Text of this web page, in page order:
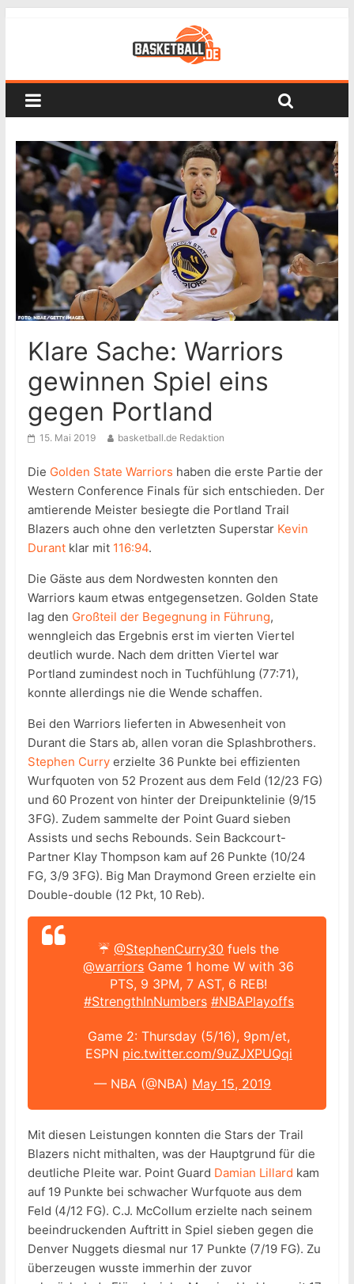
Klare Sache: Warriors
gewinnen Spiel eins
gegen Portland
15. Mai 2019 basketball.de Redaktion
Die Golden State Warriors haben die erste Partie der
Western Conference Finals für sich entschieden. Der
amtierende Meister besiegte die Portland Trail
Blazers auch ohne den verletzten Superstar Kevin
Durantklar mit 116:94.
Die Gäste aus dem Nordwesten konnten den
Warriors kaum etwas entgegensetzen. Golden State
lag den Großteil der Begegnung in Führung,
wenngleich das Ergebnis erst im vierten Viertel
deutlich wurde. Nach dem dritten Viertel war
Portland zumindest noch in Tuchfühlung (77:71),
konnte allerdings nie die Wende schaffen.
Bei den Warriors lieferten in Abwesenheit von
Durant die Stars ab, allen voran die Splashbrothers.
Stephen Curryerzielte 36 Punkte bei effizienten
Wurfquoten von 52 Prozent aus dem Feld (12/23 FG)
und 60 Prozent von hinter der Dreipunktelinie (9/15
3FG). Zudem sammelte der Point Guard sieben
Assists und sechs Rebounds. Sein Backcourt-
Partner Klay Thompson kam auf 26 Punkte (10/24
FG, 3/9 3FG). Big Man Draymond Green erzielte ein
Double-double (12 Pkt, 10 Reb).
☔️@StephenCurry30 fuels the
@warriors Game 1 home W with 36
PTS, 9 3PM, 7 AST, 6 REB!
#StrengthInNumbers #NBAPlayoffs
Game 2: Thursday (5/16), 9pm/et,
ESPN pic.twitter.com/9uZJXPUQqi
— NBA (@NBA) May 15, 2019
Mit diesen Leistungen konnten die Stars der Trail
Blazers nicht mithalten, was der Hauptgrund für die
deutliche Pleite war. Point Guard Damian Lillard kam
auf 19 Punkte bei schwacher Wurfquote aus dem
Feld (4/12 FG). C.J. McCollum erzielte nach seinem
beeindruckenden Auftritt in Spiel sieben gegen die
Denver Nuggets diesmal nur 17 Punkte (7/19 FG). Zu
überzeugen wusste immerhin der zuvor